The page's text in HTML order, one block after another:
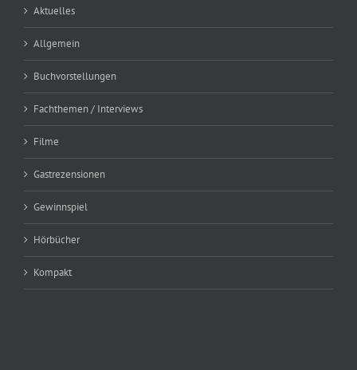
Aktuelles
Allgemein
Buchvorstellungen
Fachthemen / Interviews
Filme
Gastrezensionen
Gewinnspiel
Hörbücher
Kompakt